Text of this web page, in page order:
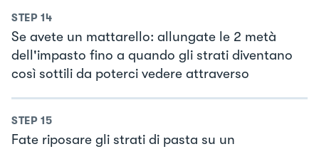
STEP 14
Se avete un mattarello: allungate le 2 metà
dell'impasto fino a quando gli strati diventano
così sottili da poterci vedere attraverso
STEP 15
Fate riposare gli strati di pasta su un